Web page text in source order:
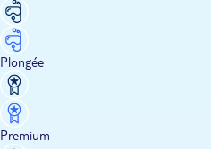
Plongée
Premium